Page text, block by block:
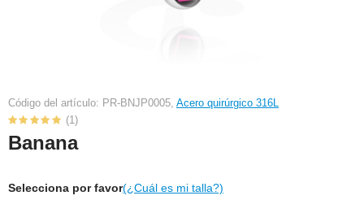
Código del artículo: PR-BNJP0005, Acero quirúrgico 316L
(1)
Banana
Selecciona por favor(¿Cuál es mi talla?)